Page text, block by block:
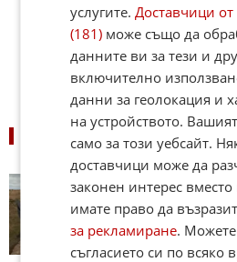
СВЪРЗАНИ НОВИНИ
Ускориха
света до
(ВИДЕО)
услугите.Доставчици от
(181) може също да
данните ви за тези и
включително
данни за геолокация и
на устройството.
само за този уебсайт.
доставчици може да
законен интерес вместо
имате право да
за рекламиране. Можете
съгласието си по всяко